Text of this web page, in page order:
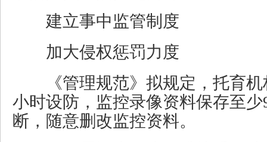
建立事中监管制度
加大侵权惩罚力度
《管理规范》拟规定，托育机
小时设防，监控录像资料保存至
断，随意删改监控资料。